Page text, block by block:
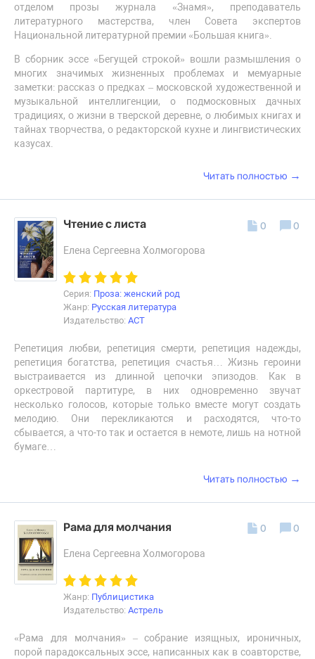
отделом прозы журнала «Знамя», преподаватель
литературного мастерства, член Совета экспертов
Национальной литературной премии «Большая книга».
В сборник эссе «Бегущей строкой» вошли размышления о
многих значимых жизненных проблемах и мемуарные
заметки: рассказ о предках – московской художественной и
музыкальной интеллигенции, о подмосковных дачных
традициях, о жизни в тверской деревне, о любимых книгах и
тайнах творчества, о редакторской кухне и лингвистических
казусах.
Читать полностью →
Чтение с листа
Елена Сергеевна Холмогорова
Серия: Проза: женский род
Жанр: Русская литература
Издательство: АСТ
Репетиция любви, репетиция смерти, репетиция надежды,
репетиция богатства, репетиция счастья… Жизнь героини
выстраивается из длинной цепочки эпизодов. Как в
оркестровой партитуре, в них одновременно звучат
несколько голосов, которые только вместе могут создать
мелодию. Они перекликаются и расходятся, что-то
сбывается, а что-то так и остается в немоте, лишь на нотной
бумаге…
0 0
Читать полностью →
Рама для молчания
Елена Сергеевна Холмогорова
Жанр: Публицистика
Издательство: Астрель
«Рама для молчания» – собрание изящных, ироничных,
порой парадоксальных эссе, написанных как в соавторстве,
0 0